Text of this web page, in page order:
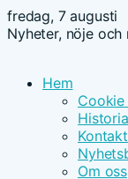
fredag, 7 augusti
Nyheter, nöje
Hem
Historia
Kontakt
Om oss